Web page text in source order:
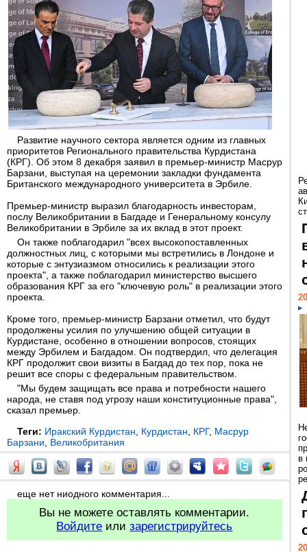
Развитие научного сектора является одним из главных
приоритетов Регионального правительства Курдистана
(КРГ). Об этом 8 декабря заявил в премьер-министр Масрур
Барзани, выступая на церемонии закладки фундамента
Британского международного университета в Эрбиле.
Премьер-министр выразил благодарность инвесторам,
послу Великобритании в Багдаде и Генеральному консулу
Великобритании в Эрбиле за их вклад в этот проект.
Он также поблагодарил "всех высокопоставленных
должностных лиц, с которыми мы встретились в Лондоне и
которые с энтузиазмом относились к реализации этого
проекта", а также поблагодарил министерство высшего
образования КРГ за его "ключевую роль" в реализации этого
проекта.
Кроме того, премьер-министр Барзани отметил, что будут
продолжены усилия по улучшению общей ситуации в
Курдистане, особенно в отношении вопросов, стоящих
между Эрбилем и Багдадом. Он подтвердил, что делегация
КРГ продолжит свои визиты в Багдад до тех пор, пока не
решит все споры с федеральным правительством.
"Мы будем защищать все права и потребности нашего
народа, не ставя под угрозу наши конституционные права",
сказал премьер.
Теги: Иракский Курдистан Курдистан КРГ, Масрур
Барзани
Великобритания
еще нет ниодного комментария...
Вы не можете оставлять комментарии.
Войдите илизарегистрируйтесь
в